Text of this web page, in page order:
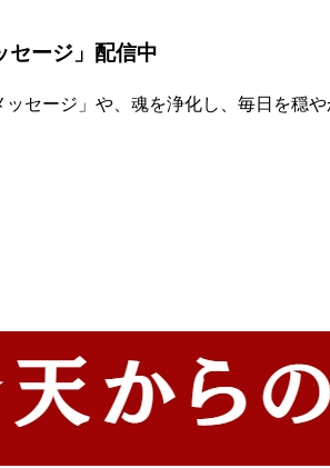
セージ」配信中
セージ」や、魂を浄化し、毎日を穏